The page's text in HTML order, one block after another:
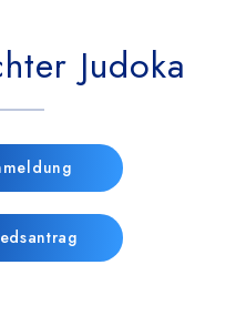
Judoka